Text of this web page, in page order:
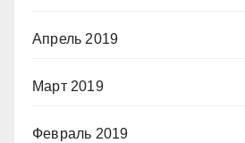
Апрель 2019
Март 2019
Февраль 2019